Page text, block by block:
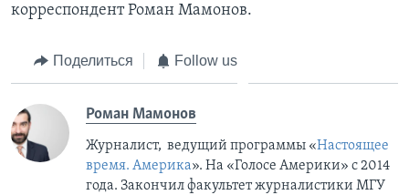
корреспондент Роман Мамонов.
Поделиться Follow us
Роман Мамонов
Журналист, ведущий программы «Настоящее
время. Америка». На «Голосе Америки» с 2014
года. Закончил факультет журналистики МГУ